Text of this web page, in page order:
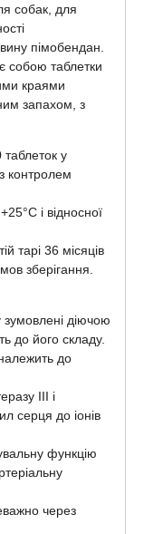
собак, для
пімобендан.
собою таблетки
краями
запахом, з
у
з контролем
і відносної
тарі 36 місяців
зберігання.
зумовлені діючою
до його складу.
до
III і
серця до іонів
функцію
через